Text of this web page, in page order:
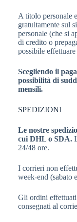
A titolo personale
gratuitamente sul
personale (che si
di credito o
possibile
Scegliendo il
possibilità di
mensili.
SPEDIZIONI
Le nostre
cui DHL o SDA.
24/48 ore.
I corrieri non
week-end (sabato
Gli ordini
consegnati al